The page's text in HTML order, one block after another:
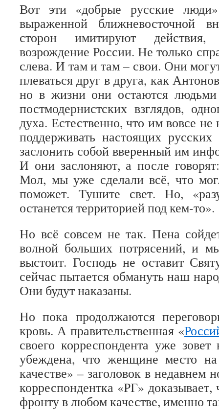
Вот эти «добрые русские
выраженной ближневосточной
сторон имитируют
возрождение России. Не только
слева. И там и там – свои. Они
плеваться друг в друга, как
но в жизни они остаются людьми
постмодернистских взглядов,
духа. Естественно, что им вовсе
поддерживать настоящих
заслонить собой вверенный им
И они заслоняют, а после
Мол, мы уже сделали всё, что
поможет. Тушите свет. Но,
останется территорией под кем-то».
Но всё совсем не так. Пена
волной больших потрясений, и
выстоит. Господь не оставит
сейчас пытается обмануть наш
Они будут наказаны.
Но пока продолжаются
кровь. А правительственная «
своего корреспондента уже
убеждена, что женщине место
качестве» – заголовок в недавнем
корреспондентка «РГ»
фронту в любом качестве, именно